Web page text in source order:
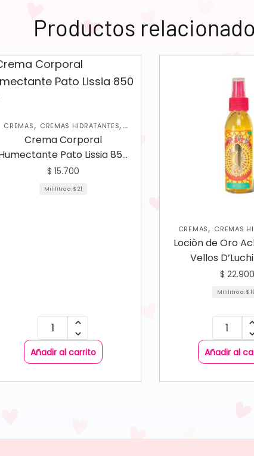
Productos
CREMAS, CREMAS HIDRATANTES,
EXFOLIANTES CORPORALES
HIDRATANTES CORPORALES ,
COLECCIÓN
Crema Corporal
Pato Lissia 850
ml
$ 15.700
Mililitro a:$ 21
Añadir al carrito
CREMAS, CREMAS
SKIN CARE
Lociòn de Oro
Vellos
$ 22.900
Mililitro a:$
Añadir al